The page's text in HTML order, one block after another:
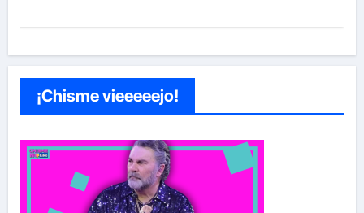
¡Chisme vieeeeejo!